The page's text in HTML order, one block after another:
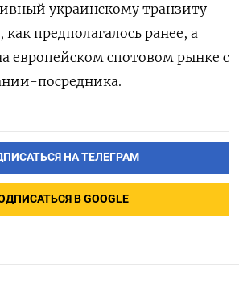
украинскому транзиту
предполагалось ранее, а
европейском спотовом рынке с
посредника.
НА ТЕЛЕГРАМ
В GOOGLE